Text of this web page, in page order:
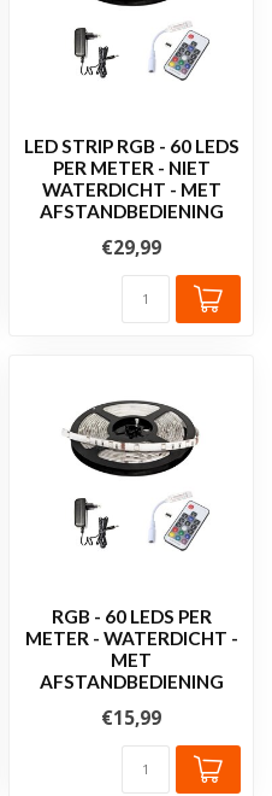
LED STRIP RGB - 60 LEDS
PER METER - NIET
WATERDICHT - MET
AFSTANDBEDIENING
€29,99
RGB - 60 LEDS PER
METER - WATERDICHT -
MET
AFSTANDBEDIENING
€15,99